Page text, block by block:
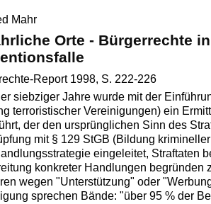
Mahr
Orte - Bürgerrechte
Report 1998, S. 222-226
siebziger Jahre wurde mit der
terroristischer Vereinigungen) ein
der den ursprünglichen Sinn des
mit § 129 StGB (Bildung
eingeleitet, Straftaten
konkreter Handlungen begründen
wegen "Unterstützung" oder
sprechen Bände: "über 95 % der